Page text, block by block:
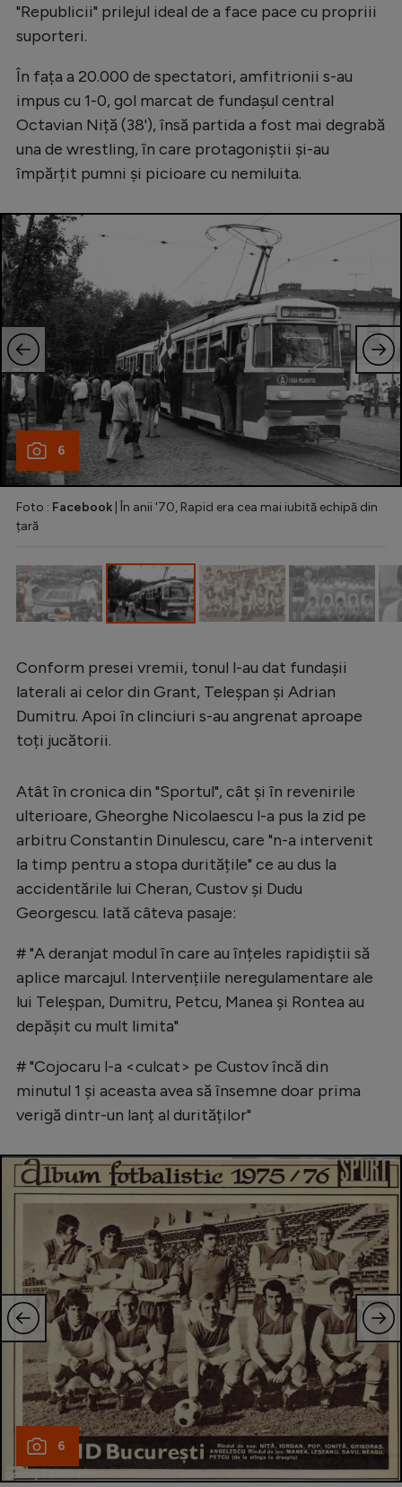
"Republicii" prilejul ideal de a face pace cu propriii
suporteri.
În fața a 20.000 de spectatori, amfitrionii s-au
impus cu 1-0, gol marcat de fundașul central
Octavian Niță (38'), însă partida a fost mai degrabă
una de wrestling, în care protagoniștii și-au
împărțit pumni și picioare cu nemiluita.
6
Foto : Facebook | În anii '70, Rapid era cea mai iubită echipă din
țară
Conform presei vremii, tonul l-au dat fundașii
laterali ai celor din Grant, Teleșpan și Adrian
Dumitru. Apoi în clinciuri s-au angrenat aproape
toți jucătorii.
Atât în cronica din "Sportul", cât și în revenirile
ulterioare, Gheorghe Nicolaescu l-a pus la zid pe
arbitru Constantin Dinulescu, care "n-a intervenit
la timp pentru a stopa duritățile" ce au dus la
accidentările lui Cheran, Custov și Dudu
Georgescu. Iată câteva pasaje:
# "A deranjat modul în care au înțeles rapidiștii să
aplice marcajul. Intervențiile neregulamentare ale
lui Teleșpan, Dumitru, Petcu, Manea și Rontea au
depășit cu mult limita"
# "Cojocaru l-a <culcat> pe Custov încă din
minutul 1 și aceasta avea să însemne doar prima
verigă dintr-un lanț al durităților"
6